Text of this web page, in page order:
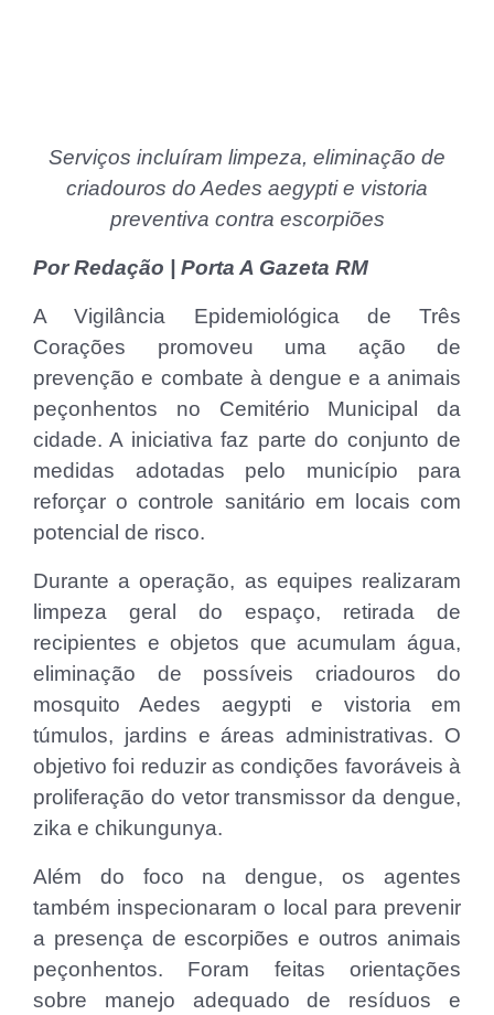
Serviços incluíram limpeza, eliminação de
criadouros do Aedes aegypti e vistoria
preventiva contra escorpiões
Por Redação | Porta A Gazeta RM
A Vigilância Epidemiológica de Três
Corações promoveu uma ação de
prevenção e combate à dengue e a animais
peçonhentos no Cemitério Municipal da
cidade. A iniciativa faz parte do conjunto de
medidas adotadas pelo município para
reforçar o controle sanitário em locais com
potencial de risco.
Durante a operação, as equipes realizaram
limpeza geral do espaço, retirada de
recipientes e objetos que acumulam água,
eliminação de possíveis criadouros do
mosquito Aedes aegypti e vistoria em
túmulos, jardins e áreas administrativas. O
objetivo foi reduzir as condições favoráveis à
proliferação do vetor transmissor da dengue,
zika e chikungunya.
Além do foco na dengue, os agentes
também inspecionaram o local para prevenir
a presença de escorpiões e outros animais
peçonhentos. Foram feitas orientações
sobre manejo adequado de resíduos e